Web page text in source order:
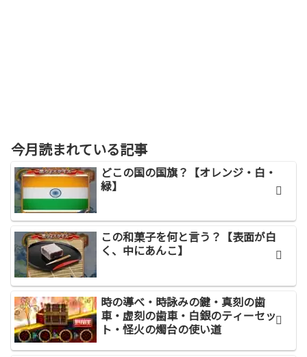
今月読まれている記事
どこの国の国旗？【オレンジ・白・
緑】
この和菓子を何と言う？【表面が白
く、中にあんこ】
時の導べ・時詠みの鍵・真刻の歯
車・虚刻の歯車・白銀のティーセッ
ト・怪火の燭台の使い道